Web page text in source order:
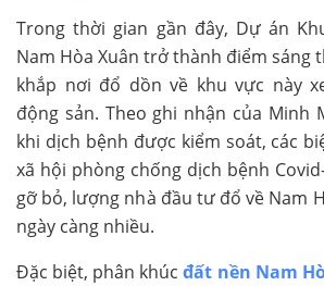
Trong thời gian gần đây, Dự án
Nam Hòa Xuân trở thành điểm sáng
khắp nơi đổ dồn về khu vực này
động sản. Theo ghi nhận của Minh
khi dịch bệnh được kiểm soát, các
xã hội phòng chống dịch bệnh
gỡ bỏ, lượng nhà đầu tư đổ về Nam
ngày càng nhiều.
Đặc biệt, phân khúcđất nền Nam